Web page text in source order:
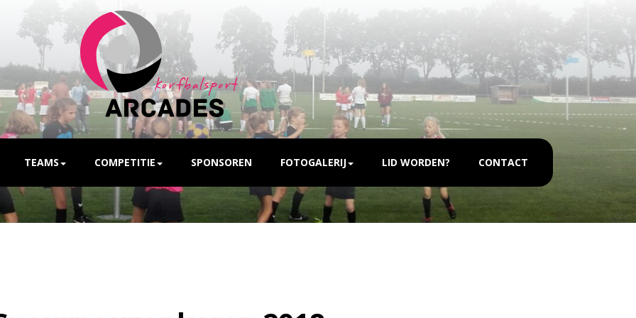
TEAMS COMPETITIE SPONSOREN FOTOGALERIJ LID WORDEN? CONTACT